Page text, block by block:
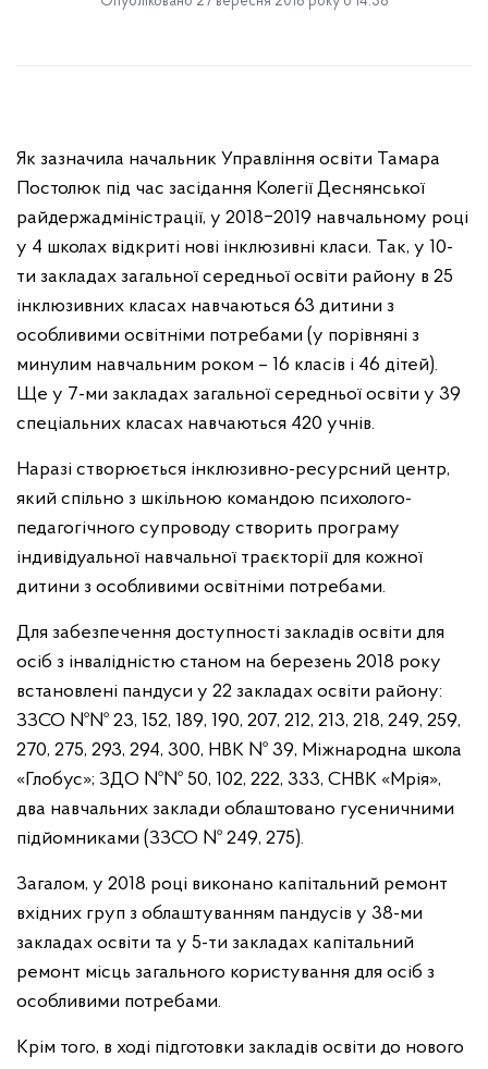
Як зазначила начальник Управління освіти Тамара
Постолюк під час засідання Колегії Деснянської
райдержадміністрації, у 2018‒2019 навчальному році
у 4 школах відкриті нові інклюзивні класи. Так, у 10-
ти закладах загальної середньої освіти району в 25
інклюзивних класах навчаються 63 дитини з
особливими освітніми потребами (у порівняні з
минулим навчальним роком – 16 класів і 46 дітей).
Ще у 7-ми закладах загальної середньої освіти у 39
спеціальних класах навчаються 420 учнів.
Наразі створюється інклюзивно-ресурсний центр,
який спільно з шкільною командою психолого-
педагогічного супроводу створить програму
індивідуальної навчальної траєкторії для кожної
дитини з особливими освітніми потребами.
Для забезпечення доступності закладів освіти для
осіб з інвалідністю станом на березень 2018 року
встановлені пандуси у 22 закладах освіти району:
ЗЗСО №№ 23, 152, 189, 190, 207, 212, 213, 218, 249, 259,
270, 275, 293, 294, 300, НВК № 39, Міжнародна школа
«Глобус»; ЗДО №№ 50, 102, 222, 333, СНВК «Мрія»,
два навчальних заклади облаштовано гусеничними
підйомниками (ЗЗСО № 249, 275).
Загалом, у 2018 році виконано капітальний ремонт
вхідних груп з облаштуванням пандусів у 38-ми
закладах освіти та у 5-ти закладах капітальний
ремонт місць загального користування для осіб з
особливими потребами.
Крім того, в ході підготовки закладів освіти до нового